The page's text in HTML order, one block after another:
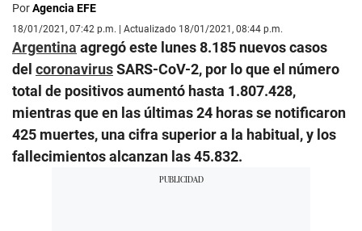
PorAgencia EFE
18/01/2021, 07:42 p.m. | Actualizado 18/01/2021, 08:44 p.m.
Argentina agregó este lunes 8.185 nuevos casos
del coronavirusSARS-CoV-2, por lo que el número
total de positivos aumentó hasta 1.807.428,
mientras que en las últimas 24 horas se notificaron
425 muertes, una cifra superior a la habitual, y los
fallecimientos alcanzan las 45.832.